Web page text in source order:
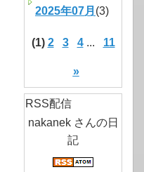
2025年07月 (3)
(1) 2 3 4... 11
»
RSS配信
nakanek さんの日
記